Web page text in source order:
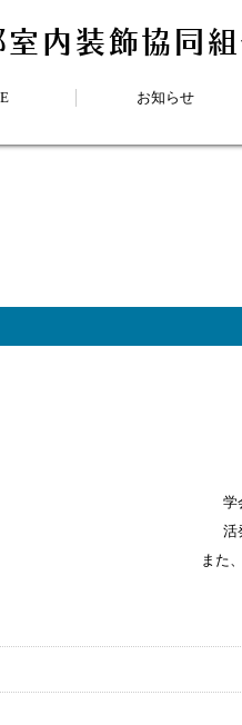
室内装飾協同組
お知らせ
学
活
また